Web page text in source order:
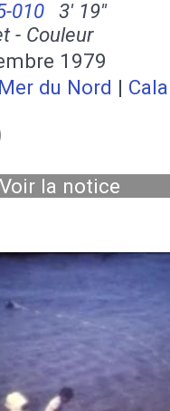
010
3' 19''
Couleur
1979
Mer du Nord |
Voir la notice